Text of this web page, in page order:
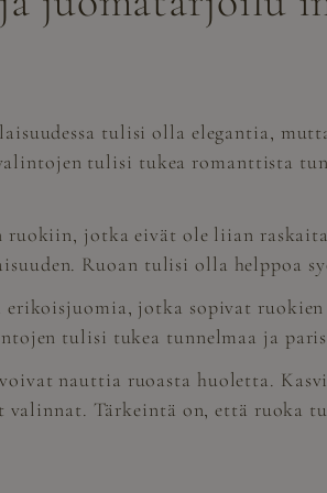
tulisi olla elegantia,
valintojen tulisi tukea romanttista
jotka eivät ole liian
Ruoan tulisi olla helppoa
jotka sopivat
tulisi tukea tunnelmaa ja
nauttia ruoasta huoletta.
Tärkeintä on, että ruoka